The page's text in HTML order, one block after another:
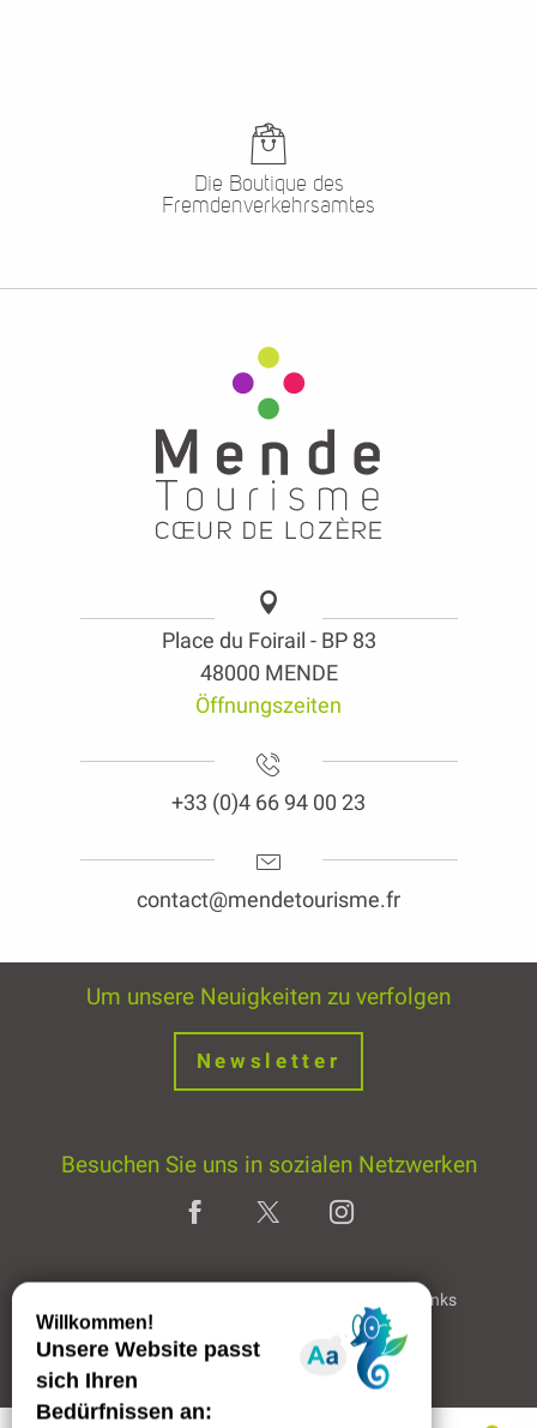
Die Boutique des
Fremdenverkehrsamtes
Place du Foirail - BP 83
48000 MENDE
Öffnungszeiten
+33 (0)4 66 94 00 23
contact@mendetourisme.fr
Um unsere Neuigkeiten zu verfolgen
Newsletter
Besuchen Sie uns in sozialen Netzwerken
Partner & Links
Professioneller Bereich